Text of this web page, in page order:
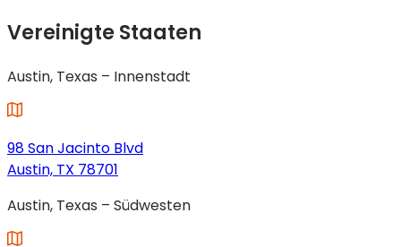
Vereinigte Staaten
Austin, Texas – Innenstadt
98 San Jacinto Blvd
Austin, TX 78701
in
einem
Austin, Texas – Südwesten